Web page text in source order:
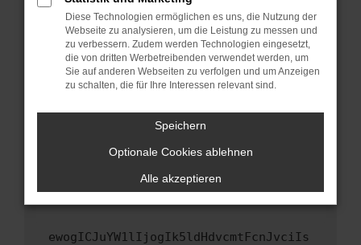
sind.
Veraltete Software birgt nicht nur ein
Sicherheitsrisiko, sondern kann auch dazu
führen, dass bestimmte Funktionen nicht mehr
unterstützt werden.
Wende dich an den Webseitenbetreiber.
Wenn du alle oben genannten Schritte versucht
hast, kontaktiere uns bitte. Wir werden
versuchen, das Problem zu beheben. Du kannst
uns diesen Text schicken, um uns bei der
ewogICJuYW1lIjogIk5ldHdvcmtFcnJvciIs
Diese Technologien ermöglichen es uns, die Nutzung der
Webseite zu analysieren, um die Leistung zu messen und
zu verbessern. Zudem werden Technologien eingesetzt,
die von dritten Werbetreibenden verwendet werden, um
Sie auf anderen Webseiten zu verfolgen und um Anzeigen
zu schalten, die für Ihre Interessen relevant sind.
Speichern
Optionale Cookies ablehnen
Alle akzeptieren